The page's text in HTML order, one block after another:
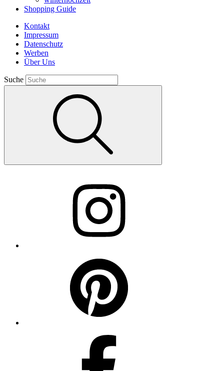
Shopping Guide
Kontakt
Impressum
Datenschutz
Werben
Über Uns
Suche